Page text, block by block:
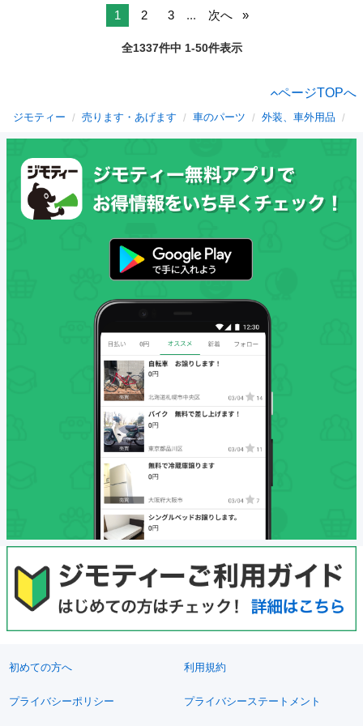
1 2 3 ... 次へ
全1337件中 1-50件表示
ページTOPへ
ジモティー 売ります・あげます 車のパーツ 外装、車外用品
初めての方へ 利用規約
プライバシーポリシー プライバシーステートメント